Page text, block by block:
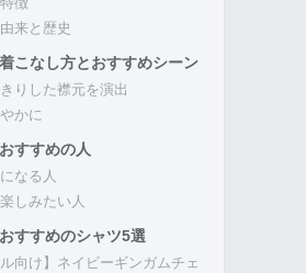
来と歴史
こなし方とおすすめシーン
りした襟元を演出
かに
すすめの人
なる人
しみたい人
すすめのシャツ5選
向け】ネイビーギンガムチェ